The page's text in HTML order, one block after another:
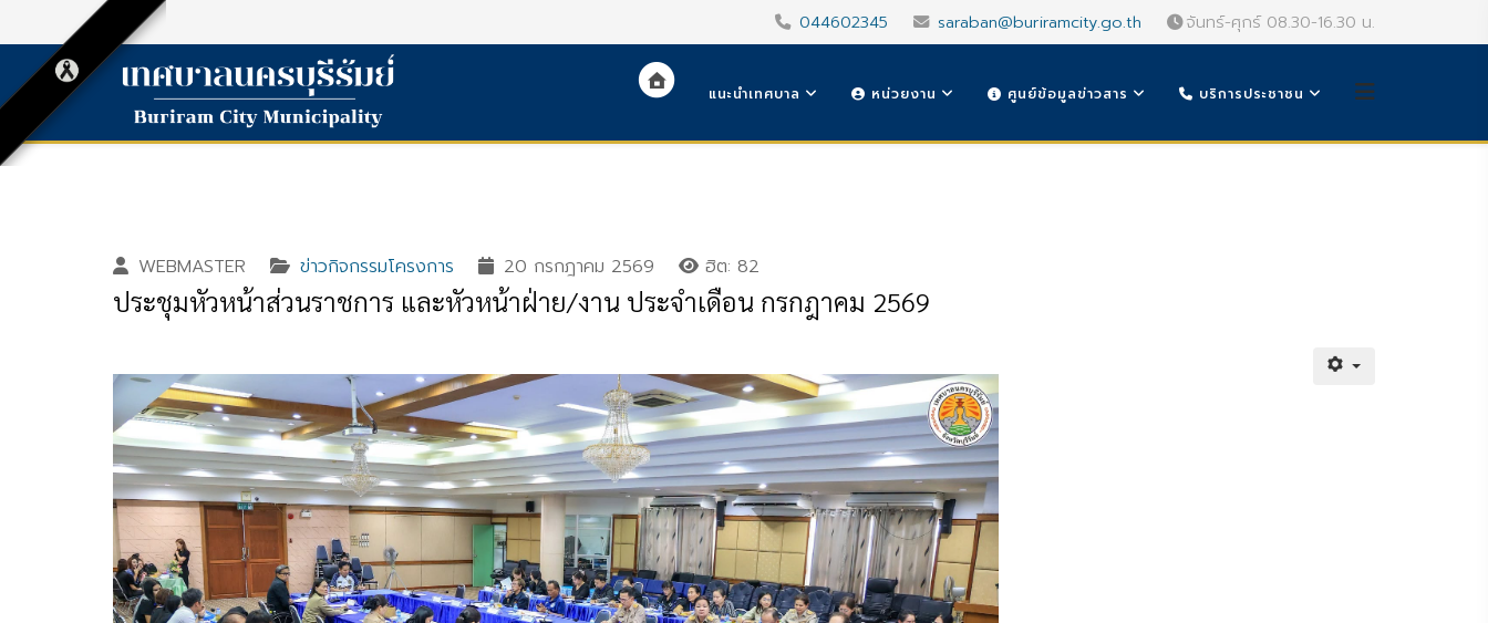
044602345 saraban@buriramcity.go.th จันทร์-ศุกร์ 08.30-16.30 น.
แนะนำเทศบาล หน่วยงาน ศูนย์ข้อมูลข่าวสาร บริการประชาชน
WEBMASTER ข่าวกิจกรรมโครงการ 20 กรกฎาคม 2569 ฮิต: 82
ประชุมหัวหน้าส่วนราชการ และหัวหน้าฝ่าย/งาน ประจำเดือน กรกฎาคม 2569